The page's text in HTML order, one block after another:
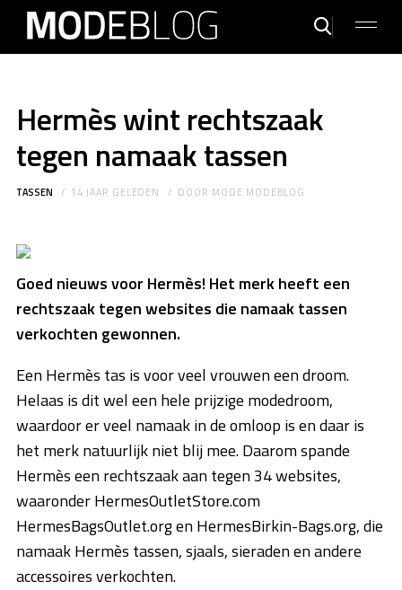
Hermès wint rechtszaak
tegen namaak tassen
TASSEN 14 JAAR GELEDEN DOOR MODE MODEBLOG
Goed nieuws voor Hermès! Het merk heeft een
rechtszaak tegen websites die namaak tassen
verkochten gewonnen.
Een Hermès tas is voor veel vrouwen een droom.
Helaas is dit wel een hele prijzige modedroom,
waardoor er veel namaak in de omloop is en daar is
het merk natuurlijk niet blij mee. Daarom spande
Hermès een rechtszaak aan tegen 34 websites,
waaronder HermesOutletStore.com
HermesBagsOutlet.org en HermesBirkin-Bags.org, die
namaak Hermès tassen, sjaals, sieraden en andere
accessoires verkochten.